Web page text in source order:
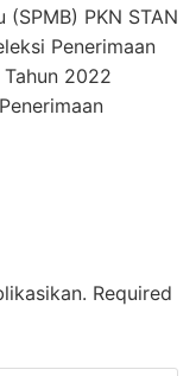
PKN STAN
Penerimaan
Tahun 2022
Required